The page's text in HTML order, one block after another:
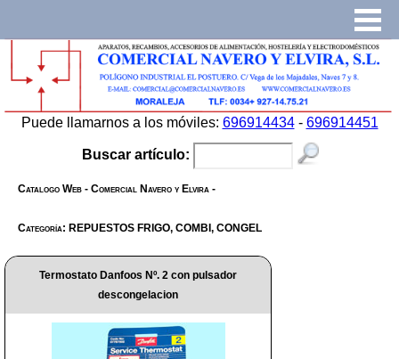
Puede llamarnos a los móviles: 696914434- 696914451
Buscar artículo:
Catalogo Web - Comercial Navero y Elvira -
Categoría: REPUESTOS FRIGO, COMBI, CONGEL
Termostato Danfoos Nº. 2 con pulsador
descongelacion